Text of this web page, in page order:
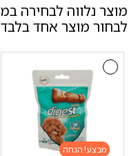
מוצר נלווה לבחירה
לבחור מוצר אחד
מבצע!